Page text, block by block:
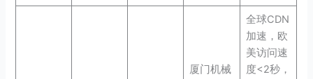
厦门机械
全球CDN
加速，欧
美访问速
度<2秒，